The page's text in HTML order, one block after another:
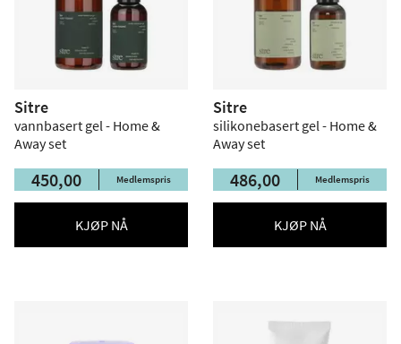
Sitre
vannbasert gel - Home &
Away set
450,00 Medlemspris
KJØP NÅ
Sitre
silikonebasert gel - Home &
Away set
486,00 Medlemspris
KJØP NÅ